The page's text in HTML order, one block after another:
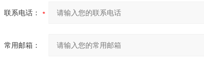
联系电话：
常用邮箱：